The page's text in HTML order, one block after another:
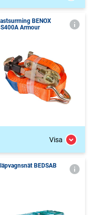
BENOX
Armour
Visa
BEDSAB